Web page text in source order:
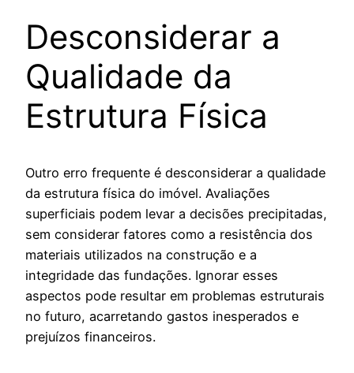
Desconsiderar a
Qualidade da
Estrutura Física
Outro erro frequente é desconsiderar a qualidade
da estrutura física do imóvel. Avaliações
superficiais podem levar a decisões precipitadas,
sem considerar fatores como a resistência dos
materiais utilizados na construção e a
integridade das fundações. Ignorar esses
aspectos pode resultar em problemas estruturais
no futuro, acarretando gastos inesperados e
prejuízos financeiros.